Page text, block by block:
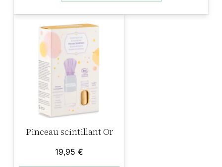
€
.
Pinceau scintillant Or
19,95 €